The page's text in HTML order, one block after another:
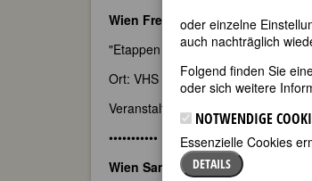
Wien Freitag, 24. November
"Etappen auf dem Weg zu einer
Ort: VHS Ottakring, 1160 Wien,
Veranstalterin:AUF - Eine
•••••••••••
Wien Samstag, 25. November
oder einzelne
auch nachträglich
Folgend finden Sie
oder sich weitere
NOTWENDIGE
Essenzielle Cookies
DETAILS